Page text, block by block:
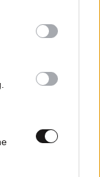
below Google